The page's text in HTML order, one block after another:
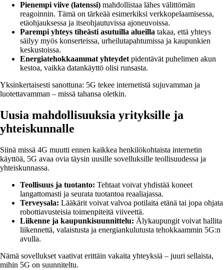
Pienempi viive (latenssi) mahdollistaa lähes välittömän
reagoinnin. Tämä on tärkeää esimerkiksi verkkopelaamisessa,
etäohjauksessa ja itseohjautuvissa ajoneuvoissa.
Parempi yhteys tiheästi asutuilla alueilla takaa, että yhteys
säilyy myös konserteissa, urheilutapahtumissa ja kaupunkien
keskustoissa.
Energiatehokkaammat yhteydetpidentävät puhelimen akun
kestoa, vaikka datankäyttö olisi runsasta.
Yksinkertaisesti sanottuna: 5G tekee internetistä sujuvamman ja
luotettavamman – missä tahansa oletkin.
Uusia mahdollisuuksia yrityksille ja
yhteiskunnalle
Siinä missä 4G muutti ennen kaikkea henkilökohtaista internetin
käyttöä, 5G avaa ovia täysin uusille sovelluksille teollisuudessa ja
yhteiskunnassa.
Teollisuus ja tuotanto: Tehtaat voivat yhdistää koneet
langattomasti ja seurata tuotantoa reaaliajassa.
Terveysala: Lääkärit voivat valvoa potilaita etänä tai jopa ohjata
robottiavusteisia toimenpiteitä viiveettä.
Liikenne ja kaupunkisuunnittelu: Älykaupungit voivat hallita
liikennettä, valaistusta ja energiankulutusta tehokkaammin 5G:n
avulla.
Nämä sovellukset vaativat erittäin vakaita yhteyksiä – juuri sellaista,
mihin 5G on suunniteltu.